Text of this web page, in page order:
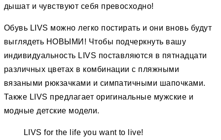
дышат и чувствуют себя превосходно!
Обувь LIVS можно легко постирать и они вновь будут
выглядеть НОВЫМИ! Чтобы подчеркнуть вашу
индивидуальность LIVS поставляются в пятнадцати
различных цветах в комбинации с пляжными
вязаными рюкзачками и симпатичными шапочками.
Также LIVS предлагает оригинальные мужские и
модные детские модели.
LIVS for the life you want to live!